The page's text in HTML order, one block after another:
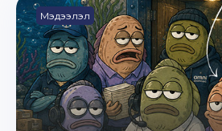
Мэдээлэл